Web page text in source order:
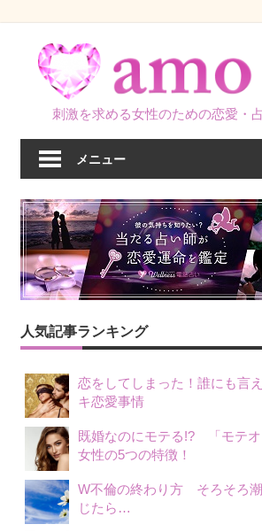
刺激を求める女性のための恋愛・
メニュー
人気記事ランキング
恋をしてしまった！誰にも言
キ恋愛事情
既婚なのにモテる!? 「モテ
女性の5つの特徴！
W不倫の終わり方 そろそろ
じたら…